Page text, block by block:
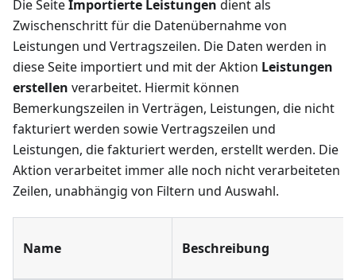
Die SeiteImportierte Leistungen dient als
Zwischenschritt für die Datenübernahme von
Leistungen und Vertragszeilen. Die Daten werden in
diese Seite importiert und mit der Aktion Leistungen
erstellen verarbeitet. Hiermit können
Bemerkungszeilen in Verträgen, Leistungen, die nicht
fakturiert werden sowie Vertragszeilen und
Leistungen, die fakturiert werden, erstellt werden. Die
Aktion verarbeitet immer alle noch nicht verarbeiteten
Zeilen, unabhängig von Filtern und Auswahl.
Name Beschreibung